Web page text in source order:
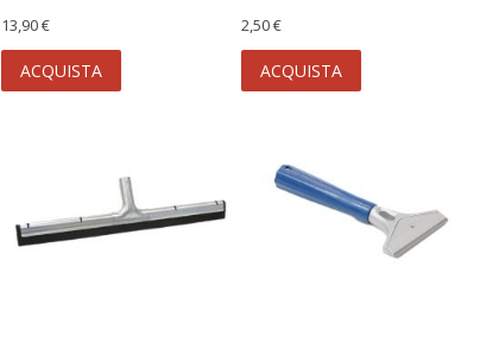
13,90 €
ACQUISTA
2,50 €
ACQUISTA